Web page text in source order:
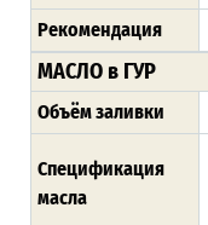
Рекомендация
МАСЛО в ГУР
Объём заливки
Спецификация
масла